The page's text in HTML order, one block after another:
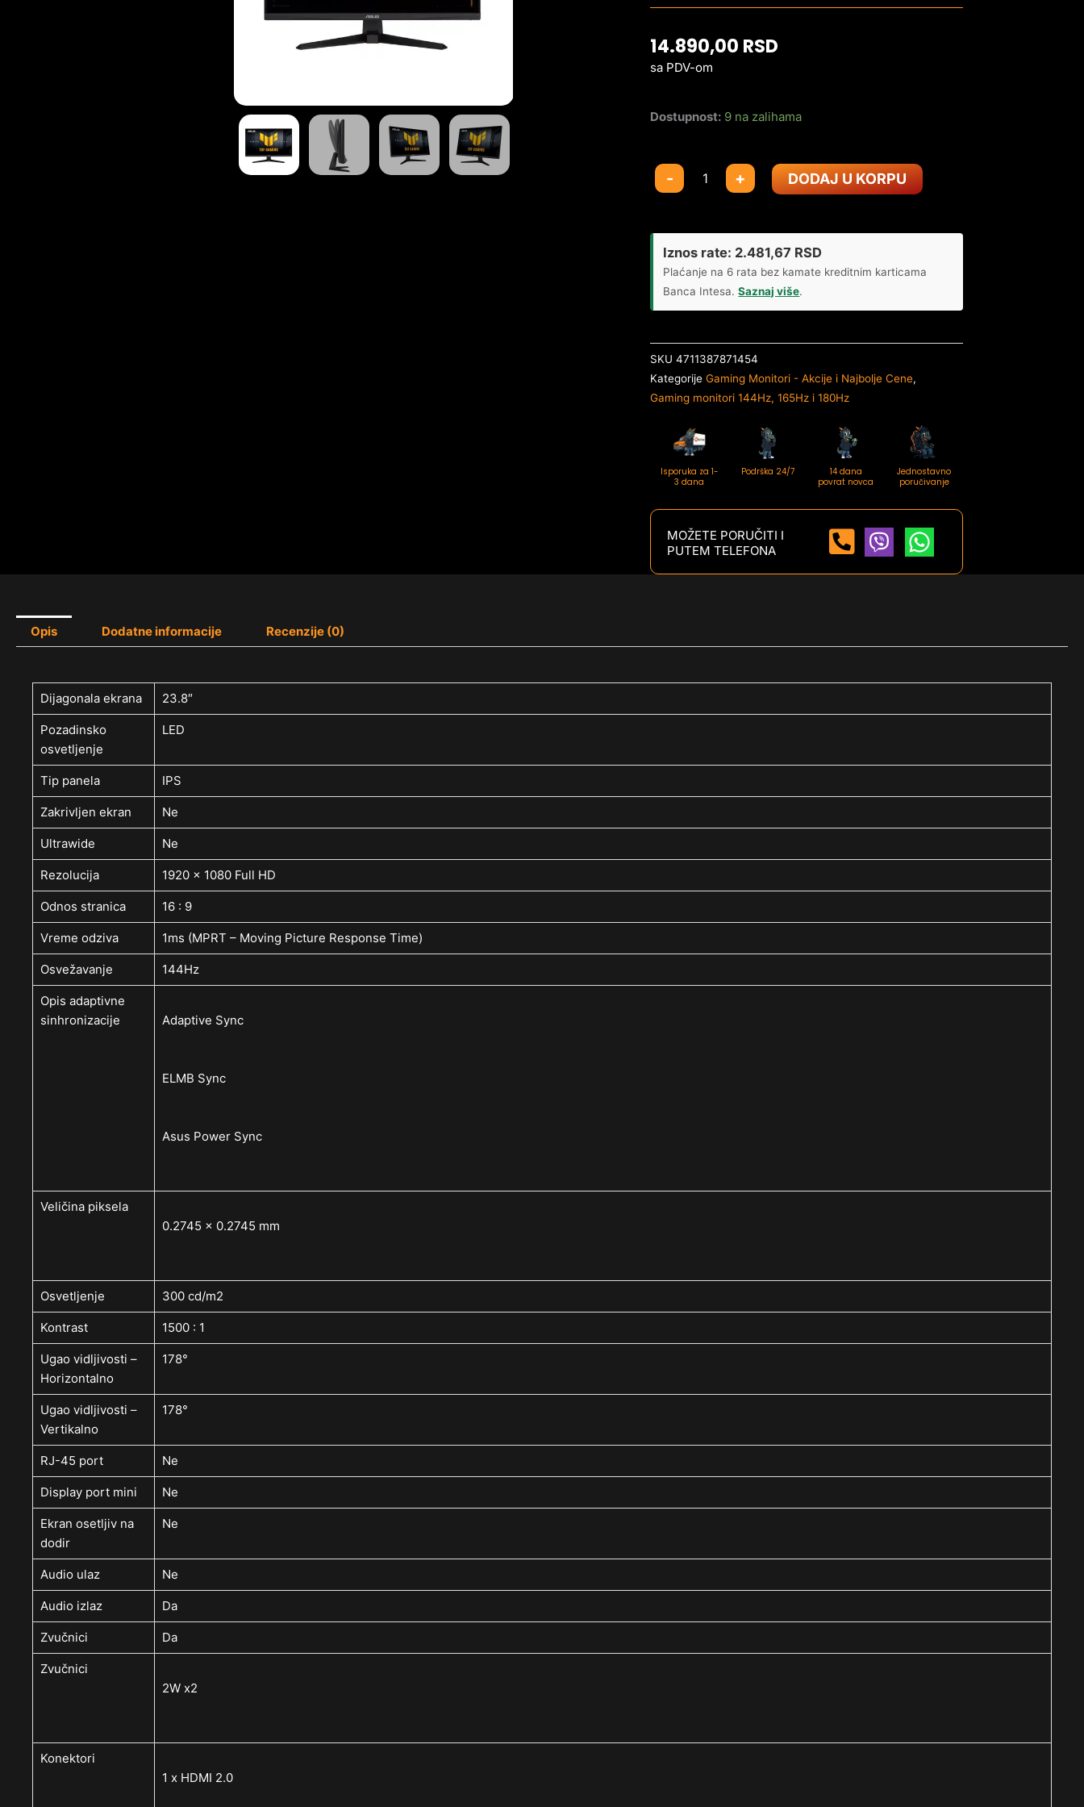
14.890,00 RSD
sa PDV-om
Dostupnost: 9 na zalihama
-
Monitor
23.8
VG249QE5A
1920x1080/IPS
Full
HD/144Hz/1ms/HDMI/DP/HDCP/Zvučnici
količina
+ DODAJ U KORPU
Iznos rate: 2.481,67 RSD
Plaćanje na 6 rata bez kamate kreditnim karticama
Banca Intesa.Saznaj više.
SKU4711387871454
Kategorije Gaming Monitori - Akcije i Najbolje Cene,
Gaming monitori 144Hz, 165Hz i 180Hz
Isporuka za 1-
3 dana
Podrška 24/7
14 dana
povrat novca
Jednostavno
poručivanje
MOŽETE PORUČITI I
PUTEM TELEFONA
Opis Dodatne informacije Recenzije (0)
Dijagonala ekrana 23.8″
Pozadinsko
osvetljenje
LED
Tip panela IPS
Zakrivljen ekran Ne
Ultrawide Ne
Rezolucija 1920 x 1080 Full HD
Odnos stranica 16 : 9
Vreme odziva 1ms (MPRT – Moving Picture Response Time)
Osvežavanje 144Hz
Opis adaptivne
sinhronizacije
Adaptive Sync
ELMB Sync
Asus Power Sync
Veličina piksela
0.2745 x 0.2745 mm
Osvetljenje 300 cd/m2
Kontrast 1500 : 1
Ugao vidljivosti –
Horizontalno
178°
Ugao vidljivosti –
Vertikalno
178°
RJ-45 port Ne
Display port mini Ne
Ekran osetljiv na
dodir
Ne
Audio ulaz Ne
Audio izlaz Da
Zvučnici Da
Zvučnici
2W x2
Konektori
1 x HDMI 2.0